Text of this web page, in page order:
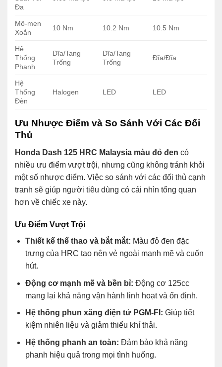
Đa
Mô-men
Xoắn
10 Nm 10.2 Nm 10.5 Nm
Hệ
Thống
Phanh
Đĩa/Tang
Trống
Đĩa/Tang
Trống
Đĩa/Đĩa
Hệ
Thống
Đèn
Halogen LED LED
Ưu Nhược Điểm và So Sánh Với Các Đối
Thủ
Honda Dash 125 HRC Malaysia màu đỏ đen có
nhiều ưu điểm vượt trội, nhưng cũng không tránh khỏi
một số nhược điểm. Việc so sánh với các đối thủ cạnh
tranh sẽ giúp người tiêu dùng có cái nhìn tổng quan
hơn về chiếc xe này.
Ưu Điểm Vượt Trội
Thiết kế thể thao và bắt mắt: Màu đỏ đen đặc
trưng của HRC tạo nên vẻ ngoài mạnh mẽ và cuốn
hút.
Động cơ mạnh mẽ và bền bỉ: Động cơ 125cc
mang lại khả năng vận hành linh hoạt và ổn định.
Hệ thống phun xăng điện tử PGM-FI: Giúp tiết
kiệm nhiên liệu và giảm thiểu khí thải.
Hệ thống phanh an toàn: Đảm bảo khả năng
phanh hiệu quả trong mọi tình huống.